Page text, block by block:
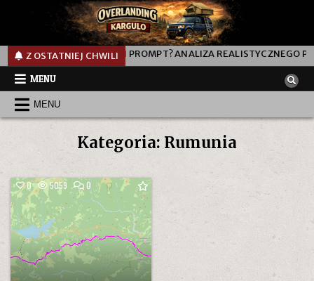
Z OSTATNIEJ CHWILI
JAK DZIAŁA TEN PROMPT? ANALIZA REALISTYCZNEGO
MENU
MENU
Kategoria: Rumunia
0 5059 0COMMENT
ON
STRATEGICA
–
LEGENDARNA
DROGA
OFF-
ROAD
W
RUMUNII